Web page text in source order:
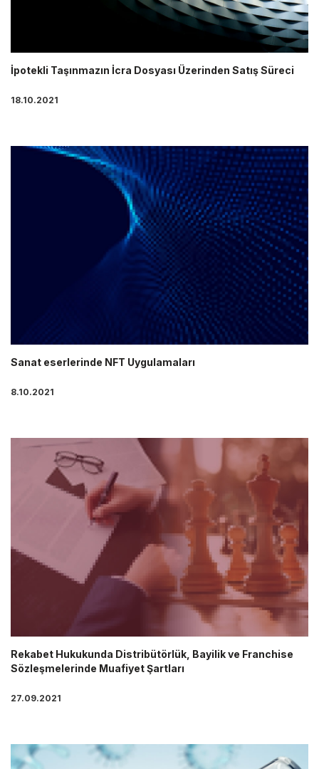
İpotekli Taşınmazın İcra Dosyası Üzerinden Satış Süreci
18.10.2021
Sanat eserlerinde NFT Uygulamaları
8.10.2021
Rekabet Hukukunda Distribütörlük, Bayilik ve Franchise
Sözleşmelerinde Muafiyet Şartları
27.09.2021